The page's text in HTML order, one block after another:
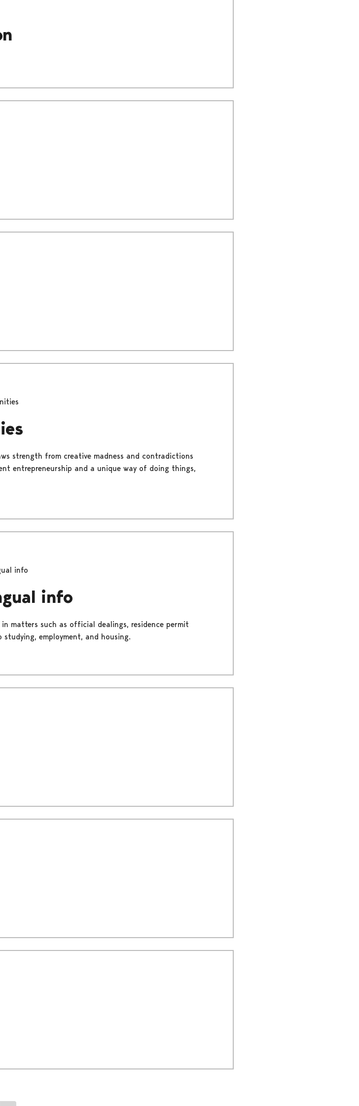
strength from creative madness and contradictions
entrepreneurship and a unique way of doing things,
info
info
in matters such as official dealings, residence permit
employment, and housing.